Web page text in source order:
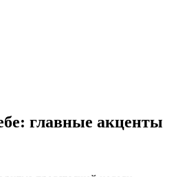
главные акценты